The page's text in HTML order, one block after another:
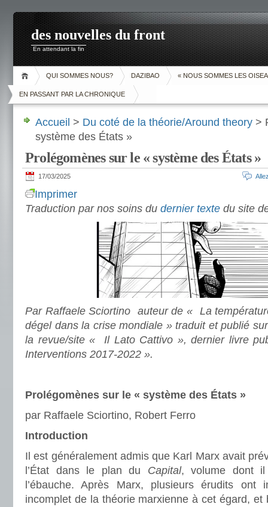
des nouvelles du front
En attendant la fin
QUI SOMMES NOUS? DAZIBAO « NOUS SOMMES LES
EN PASSANT PAR LA CHRONIQUE
Accueil > Du coté de la théorie/Around theory >
système des États »
Prolégomènes sur le « système des États »
17/03/2025
Imprimer
Traduction par nos soins du dernier texte du site
Par Raffaele Sciortino auteur de « La
dégel dans la crise mondiale » traduit et publié
la revue/site « Il Lato Cattivo », dernier livre
Interventions 2017-2022 ».
Prolégomènes sur le « système des États »
par Raffaele Sciortino, Robert Ferro
Introduction
Il est généralement admis que Karl Marx avait
l’État dans le plan du Capital, volume dont il
l’ébauche. Après Marx, plusieurs érudits ont
incomplet de la théorie marxienne à cet égard, et